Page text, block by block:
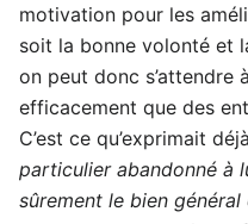
motivation pour les
soit la bonne volonté et
on peut donc s’attendre
efficacement que des
C’est ce qu’exprimait
particulier abandonné à
sûrement le bien